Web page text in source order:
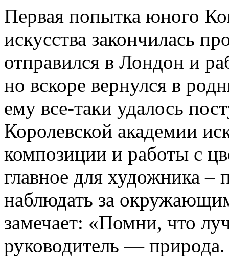
Первая попытка юного
искусства закончилась
отправился в Лондон и
но вскоре вернулся в
ему все-таки удалось
Королевской академии
композиции и работы с
главное для художника –
наблюдать за
замечает: «Помни, что
руководитель —